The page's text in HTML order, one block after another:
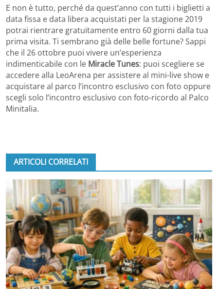
E non è tutto, perché da quest’anno con tutti i biglietti a
data fissa e data libera acquistati per la stagione 2019
potrai rientrare gratuitamente entro 60 giorni dalla tua
prima visita. Ti sembrano già delle belle fortune? Sappi
che il 26 ottobre puoi vivere un’esperienza
indimenticabile con le Miracle Tunes: puoi scegliere se
accedere alla LeoArena per assistere al mini-live show e
acquistare al parco l’incontro esclusivo con foto oppure
scegli solo l’incontro esclusivo con foto-ricordo al Palco
Minitalia.
ARTICOLI CORRELATI